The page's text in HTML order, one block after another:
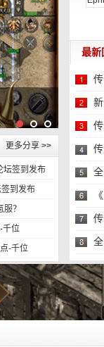
动，可
更多分享 >>
坛签到发布
到发布
？
千位
-千位
最新